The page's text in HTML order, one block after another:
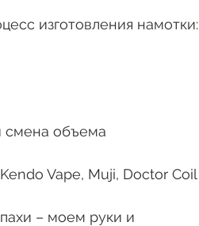
изготовления намотки:
смена объема
Vape, Muji, Doctor Coil
– моем руки и